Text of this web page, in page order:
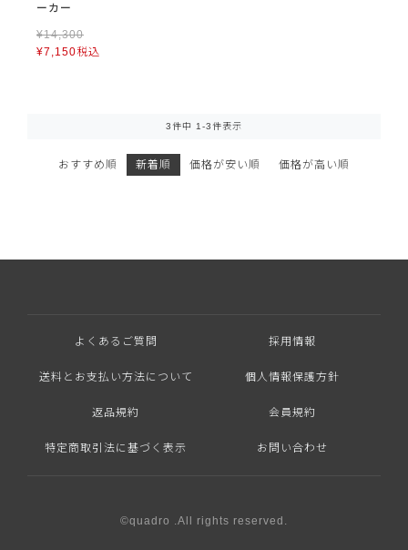
ーカー
¥14,300
¥7,150税込
おすすめ順 新着順 価格が安い順 価格が高い順
3件中 1 -3件表示
よくあるご質問 採用情報
送料とお支払い方法について 個人情報保護方針
返品規約 会員規約
特定商取引法に基づく表示 お問い合わせ
©quadro .All rights reserved.